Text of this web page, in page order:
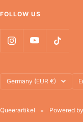
FOLLOW US
Country/region
Germany (EUR €)
Queerartikel Powered